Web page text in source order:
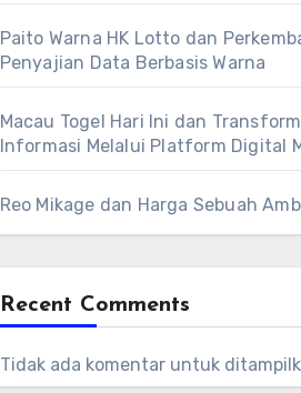
Paito Warna HK Lotto dan
Penyajian Data Berbasis Warna
Macau Togel Hari Ini dan
Informasi Melalui Platform Digital
Reo Mikage dan Harga Sebuah
Recent Comments
Tidak ada komentar untuk